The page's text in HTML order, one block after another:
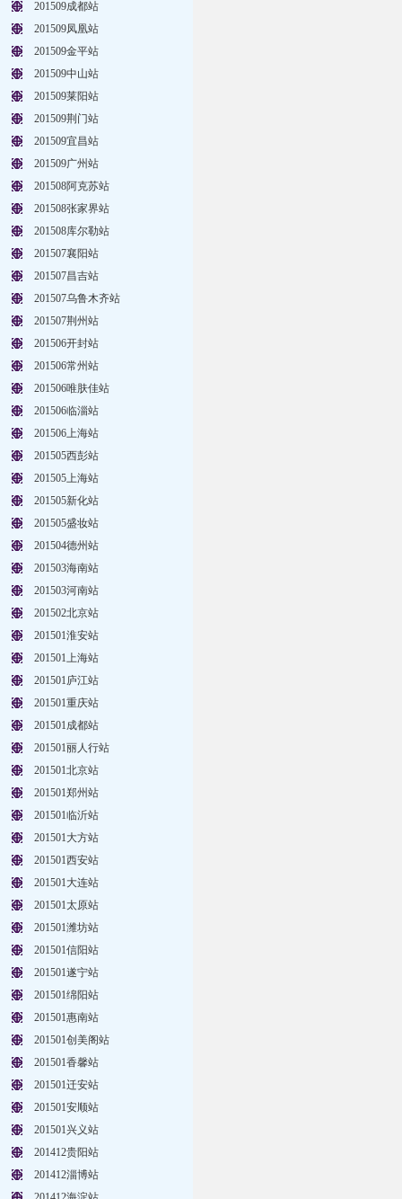
201509成都站
201509凤凰站
201509金平站
201509中山站
201509莱阳站
201509荆门站
201509宜昌站
201509广州站
201508阿克苏站
201508张家界站
201508库尔勒站
201507襄阳站
201507昌吉站
201507乌鲁木齐站
201507荆州站
201506开封站
201506常州站
201506唯肤佳站
201506临淄站
201506上海站
201505西彭站
201505上海站
201505新化站
201505盛妆站
201504德州站
201503海南站
201503河南站
201502北京站
201501淮安站
201501上海站
201501庐江站
201501重庆站
201501成都站
201501丽人行站
201501北京站
201501郑州站
201501临沂站
201501大方站
201501西安站
201501大连站
201501太原站
201501潍坊站
201501信阳站
201501遂宁站
201501绵阳站
201501惠南站
201501创美阁站
201501香馨站
201501迁安站
201501安顺站
201501兴义站
201412贵阳站
201412淄博站